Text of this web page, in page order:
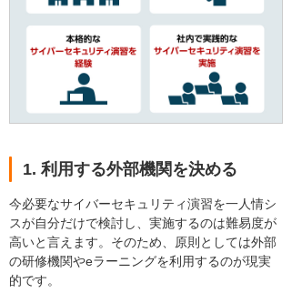
1. 利用する外部機関を決める
今必要なサイバーセキュリティ演習を一人情シ
スが自分だけで検討し、実施するのは難易度が
高いと言えます。そのため、原則としては外部
の研修機関やeラーニングを利用するのが現実
的です。